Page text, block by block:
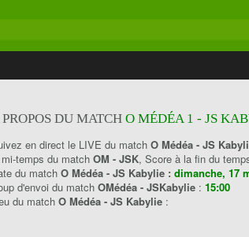
DU MATCH O MÉDÉA 1 - JS
en direct le LIVE du match O Médéa - JS
temps du match OM - JSK, Score à la fin du
du match O Médéa - JS Kabylie : dimanche, 17
d'envoi du match OMédéa - JSKabylie : 15:00
du match O Médéa - JS Kabylie :